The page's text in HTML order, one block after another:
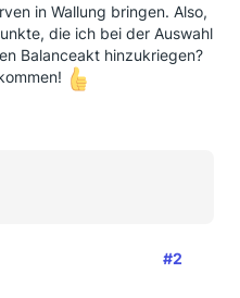
in Wallung bringen. Also,
die ich bei der Auswahl
Balanceakt hinzukriegen?
#2